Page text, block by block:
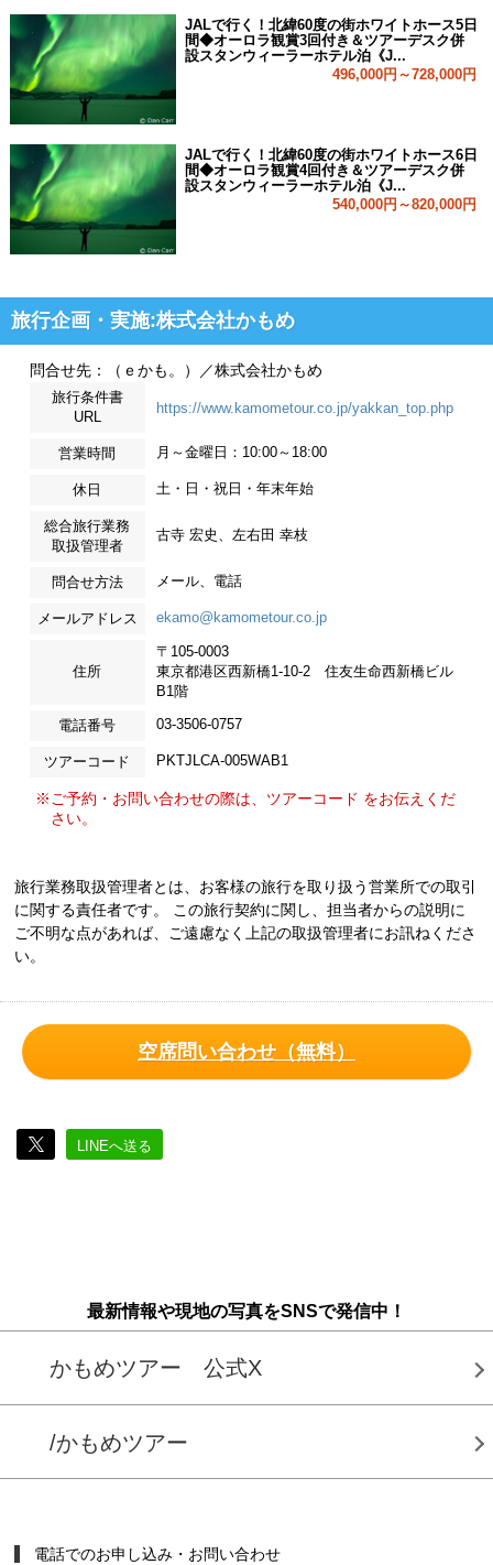
JALで行く！北緯60度の街ホワイトホース5日
間◆オーロラ観賞3回付き＆ツアーデスク併
設スタンウィーラーホテル泊《J...
496,000円～728,000円
JALで行く！北緯60度の街ホワイトホース6日
間◆オーロラ観賞4回付き＆ツアーデスク併
設スタンウィーラーホテル泊《J...
540,000円～820,000円
旅行企画・実施:株式会社かもめ
問合せ先：（ｅかも。）／株式会社かもめ
旅行条件書
URL
https://www.kamometour.co.jp/yakkan_top.php
営業時間 月～金曜日：10:00～18:00
休日 土・日・祝日・年末年始
総合旅行業務
取扱管理者
古寺 宏史、左右田 幸枝
問合せ方法 メール、電話
メールアドレス ekamo@kamometour.co.jp
住所
〒105-0003
東京都港区西新橋1-10-2 住友生命西新橋ビル
B1階
電話番号 03-3506-0757
ツアーコード PKTJLCA-005WAB1
※ご予約・お問い合わせの際は、ツアーコード をお伝えくだ
さい。
旅行業務取扱管理者とは、お客様の旅行を取り扱う営業所での取引
に関する責任者です。 この旅行契約に関し、担当者からの説明に
ご不明な点があれば、ご遠慮なく上記の取扱管理者にお訊ねくださ
い。
空席問い合わせ（無料）
LINEへ送る
最新情報や現地の写真をSNSで発信中！
かもめツアー 公式X
/かもめツアー
電話でのお申し込み・お問い合わせ